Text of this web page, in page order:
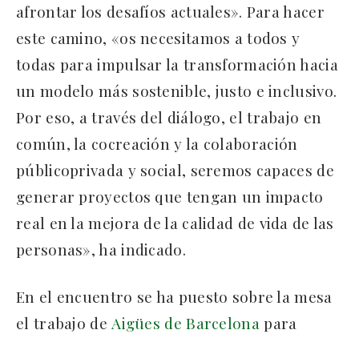
afrontar los desafíos actuales». Para hacer
este camino, «os necesitamos a todos y
todas para impulsar la transformación hacia
un modelo más sostenible, justo e inclusivo.
Por eso, a través del diálogo, el trabajo en
común, la cocreación y la colaboración
públicoprivada y social, seremos capaces de
generar proyectos que tengan un impacto
real en la mejora de la calidad de vida de las
personas», ha indicado.
En el encuentro se ha puesto sobre la mesa
el trabajo deAigües de Barcelonapara